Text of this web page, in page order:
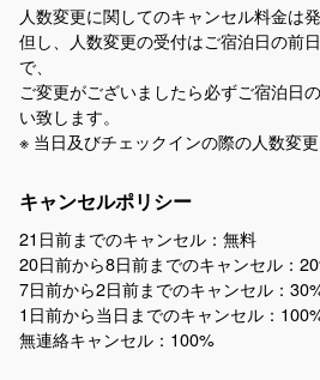
人数変更に関してのキャンセル料金は
但し、人数変更の受付はご宿泊日の前
で、
ご変更がございましたら必ずご宿泊日
い致します。
※ 当日及びチェックインの際の人数変更
キャンセルポリシー
21日前までのキャンセル：無料
20日前から8日前までのキャンセル：
7日前から2日前までのキャンセル：
1日前から当日までのキャンセル：
無連絡キャンセル：100%